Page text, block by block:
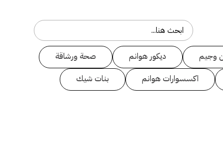
وجيم ديكور هوانم
صحة ورشاقة
اكسسوارات هوانم
بنات شيك